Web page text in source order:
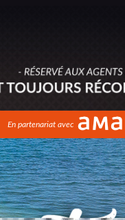
En partenariat avec